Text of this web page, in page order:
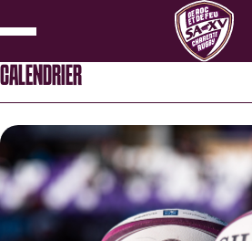
CALENDRIER